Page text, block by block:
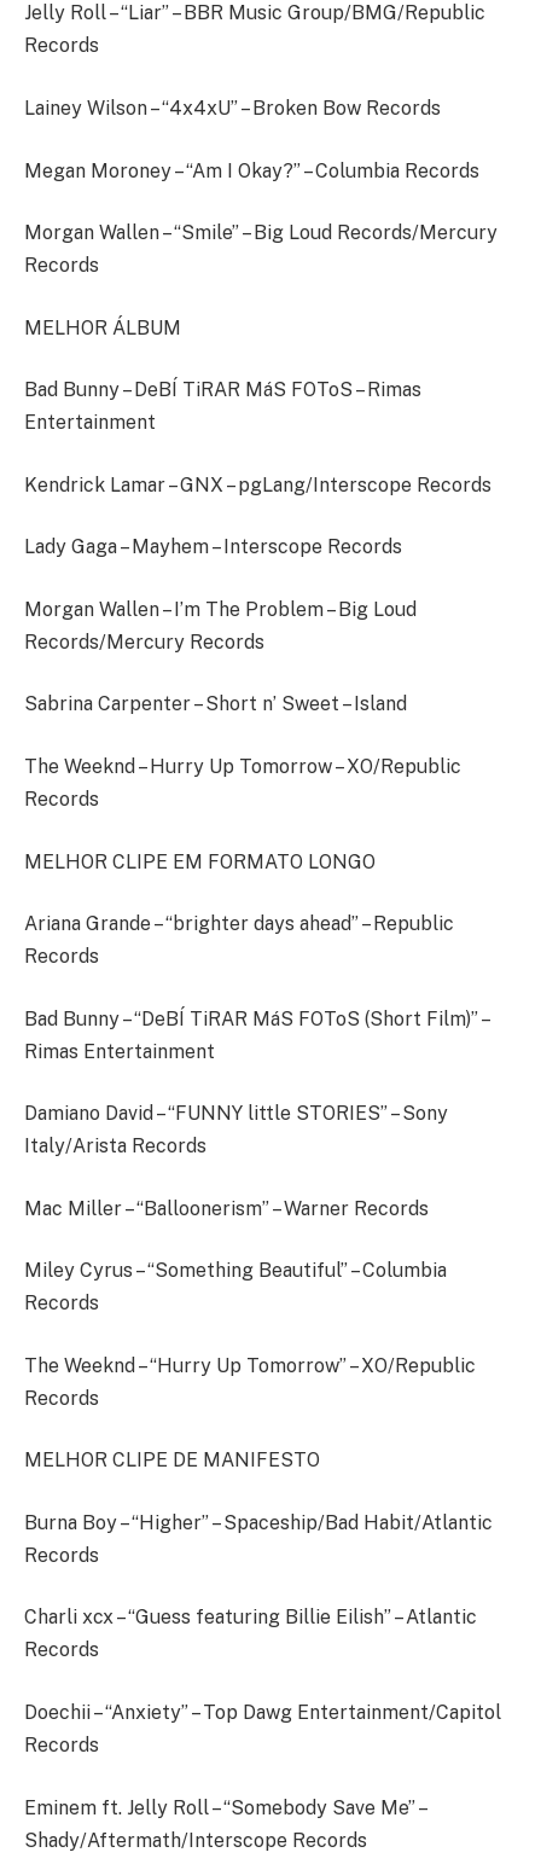
Jelly Roll – “Liar” – BBR Music Group/BMG/Republic
Records
Lainey Wilson – “4x4xU” – Broken Bow Records
Megan Moroney – “Am I Okay?” – Columbia Records
Morgan Wallen – “Smile” – Big Loud Records/Mercury
Records
MELHOR ÁLBUM
Bad Bunny – DeBÍ TiRAR MáS FOToS – Rimas
Entertainment
Kendrick Lamar – GNX – pgLang/Interscope Records
Lady Gaga – Mayhem – Interscope Records
Morgan Wallen – I’m The Problem – Big Loud
Records/Mercury Records
Sabrina Carpenter – Short n’ Sweet – Island
The Weeknd – Hurry Up Tomorrow – XO/Republic
Records
MELHOR CLIPE EM FORMATO LONGO
Ariana Grande – “brighter days ahead” – Republic
Records
Bad Bunny – “DeBÍ TiRAR MáS FOToS (Short Film)” –
Rimas Entertainment
Damiano David – “FUNNY little STORIES” – Sony
Italy/Arista Records
Mac Miller – “Balloonerism” – Warner Records
Miley Cyrus – “Something Beautiful” – Columbia
Records
The Weeknd – “Hurry Up Tomorrow” – XO/Republic
Records
MELHOR CLIPE DE MANIFESTO
Burna Boy – “Higher” – Spaceship/Bad Habit/Atlantic
Records
Charli xcx – “Guess featuring Billie Eilish” – Atlantic
Records
Doechii – “Anxiety” – Top Dawg Entertainment/Capitol
Records
Eminem ft. Jelly Roll – “Somebody Save Me” –
Shady/Aftermath/Interscope Records